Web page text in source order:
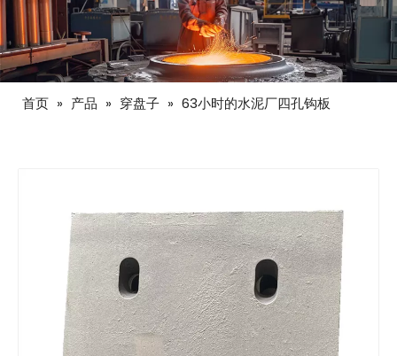
首页 » 产品 » 穿盘子 » 63小时的水泥厂四孔钩板